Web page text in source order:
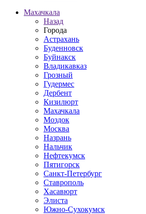
Махачкала
Назад
Города
Астрахань
Буденновск
Буйнакск
Владикавказ
Грозный
Гудермес
Дербент
Кизилюрт
Махачкала
Моздок
Москва
Назрань
Нальчик
Нефтекумск
Пятигорск
Санкт-Петербург
Ставрополь
Хасавюрт
Элиста
Южно-Сухокумск